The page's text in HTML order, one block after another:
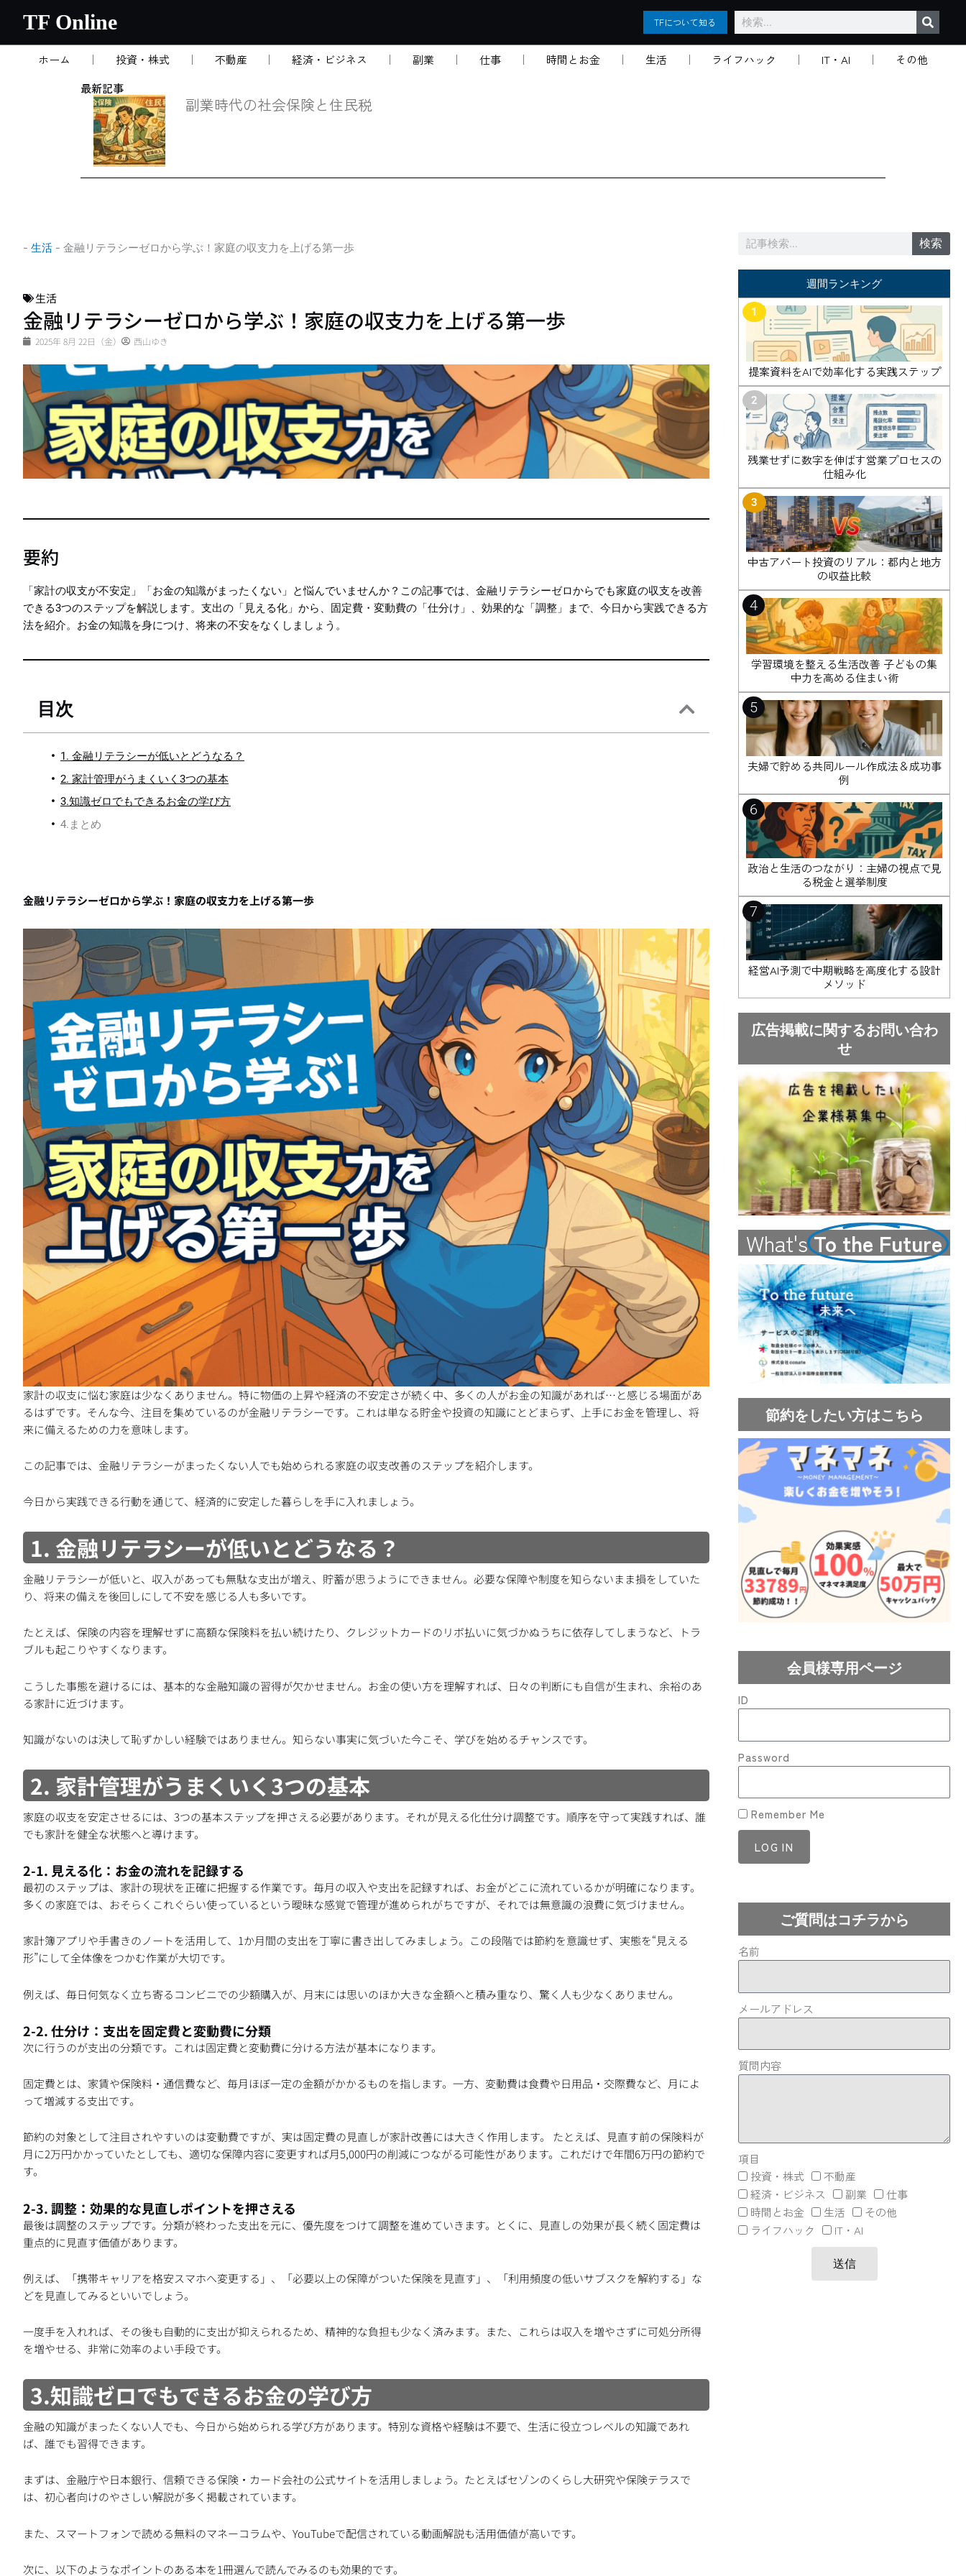
を
TF Online TFについて知る
検
索
ホーム 投資・株式 不動産 経済・ビジネス 副業 仕事 時間とお金 生活 ライフハック IT・AI
その他
最新記事
副業時代の社会保険と住民税
- 生活 - 金融リテラシーゼロから学ぶ！家庭の収支力を上げる第一歩
生活
金融リテラシーゼロから学ぶ！家庭の収支力を上げる第一歩
2025年 8月 22日（金） 西山ゆき
要約
「家計の収支が不安定」「お金の知識がまったくない」と悩んでいませんか？この記事では、金融リテラシーゼロからでも家庭の収支を改善
できる3つのステップを解説します。支出の「見える化」から、固定費・変動費の「仕分け」、効果的な「調整」まで、今日から実践できる方
法を紹介。お金の知識を身につけ、将来の不安をなくしましょう。
目次
1. 金融リテラシーが低いとどうなる？
2. 家計管理がうまくいく3つの基本
3.知識ゼロでもできるお金の学び方
4.まとめ
金融リテラシーゼロから学ぶ！家庭の収支力を上げる第一歩
家計の収支に悩む家庭は少なくありません。特に物価の上昇や経済の不安定さが続く中、多くの人がお金の知識があれば…と感じる場面があ
るはずです。そんな今、注目を集めているのが金融リテラシーです。これは単なる貯金や投資の知識にとどまらず、上手にお金を管理し、将
来に備えるための力を意味します。
この記事では、金融リテラシーがまったくない人でも始められる家庭の収支改善のステップを紹介します。
今日から実践できる行動を通じて、経済的に安定した暮らしを手に入れましょう。
1. 金融リテラシーが低いとどうなる？
金融リテラシーが低いと、収入があっても無駄な支出が増え、貯蓄が思うようにできません。必要な保障や制度を知らないまま損をしていた
り、将来の備えを後回しにして不安を感じる人も多いです。
たとえば、保険の内容を理解せずに高額な保険料を払い続けたり、クレジットカードのリボ払いに気づかぬうちに依存してしまうなど、トラ
ブルも起こりやすくなります。
こうした事態を避けるには、基本的な金融知識の習得が欠かせません。お金の使い方を理解すれば、日々の判断にも自信が生まれ、余裕のあ
る家計に近づけます。
知識がないのは決して恥ずかしい経験ではありません。知らない事実に気づいた今こそ、学びを始めるチャンスです。
2. 家計管理がうまくいく3つの基本
家庭の収支を安定させるには、3つの基本ステップを押さえる必要があります。それが見える化仕分け調整です。順序を守って実践すれば、誰
でも家計を健全な状態へと導けます。
2-1. 見える化：お金の流れを記録する
最初のステップは、家計の現状を正確に把握する作業です。毎月の収入や支出を記録すれば、お金がどこに流れているかが明確になります。
多くの家庭では、おそらくこれぐらい使っているという曖昧な感覚で管理が進められがちですが、それでは無意識の浪費に気づけません。
家計簿アプリや手書きのノートを活用して、1か月間の支出を丁寧に書き出してみましょう。この段階では節約を意識せず、実態を“見える
形”にして全体像をつかむ作業が大切です。
例えば、毎日何気なく立ち寄るコンビニでの少額購入が、月末には思いのほか大きな金額へと積み重なり、驚く人も少なくありません。
2-2. 仕分け：支出を固定費と変動費に分類
次に行うのが支出の分類です。これは固定費と変動費に分ける方法が基本になります。
固定費とは、家賃や保険料・通信費など、毎月ほぼ一定の金額がかかるものを指します。一方、変動費は食費や日用品・交際費など、月によ
って増減する支出です。
節約の対象として注目されやすいのは変動費ですが、実は固定費の見直しが家計改善には大きく作用します。 たとえば、見直す前の保険料が
月に2万円かかっていたとしても、適切な保障内容に変更すれば月5,000円の削減につながる可能性があります。これだけで年間6万円の節約で
す。
2-3. 調整：効果的な見直しポイントを押さえる
最後は調整のステップです。分類が終わった支出を元に、優先度をつけて調整を進めていきます。とくに、見直しの効果が長く続く固定費は
重点的に見直す価値があります。
例えば、「携帯キャリアを格安スマホへ変更する」、「必要以上の保障がついた保険を見直す」、「利用頻度の低いサブスクを解約する」な
どを見直してみるといいでしょう。
一度手を入れれば、その後も自動的に支出が抑えられるため、精神的な負担も少なく済みます。また、これらは収入を増やさずに可処分所得
を増やせる、非常に効率のよい手段です。
3.知識ゼロでもできるお金の学び方
金融の知識がまったくない人でも、今日から始められる学び方があります。特別な資格や経験は不要で、生活に役立つレベルの知識であれ
ば、誰でも習得できます。
まずは、金融庁や日本銀行、信頼できる保険・カード会社の公式サイトを活用しましょう。たとえばセゾンのくらし大研究や保険テラスで
は、初心者向けのやさしい解説が多く掲載されています。
また、スマートフォンで読める無料のマネーコラムや、YouTubeで配信されている動画解説も活用価値が高いです。
次に、以下のようなポイントのある本を1冊選んで読んでみるのも効果的です。
検
検索
週間ランキング
1
提案資料をAIで効率化する実践ステップ
2
残業せずに数字を伸ばす営業プロセスの
仕組み化
3
中古アパート投資のリアル：都内と地方
の収益比較
4
学習環境を整える生活改善 子どもの集
中力を高める住まい術
5
夫婦で貯める共同ルール作成法＆成功事
例
6
政治と生活のつながり：主婦の視点で見
る税金と選挙制度
7
経営AI予測で中期戦略を高度化する設計
メソッド
広告掲載に関するお問い合わ
せ
What'sTo the Future
節約をしたい方はこちら
会員様専用ページ
ID
Password
Remember Me
LOG IN
ご質問はコチラから
名前
メールアドレス
質問内容
項目
投資・株式
不動産
経済・ビジネス
副業
仕事
時間とお金
生活
その他
ライフハック
IT・AI
送信